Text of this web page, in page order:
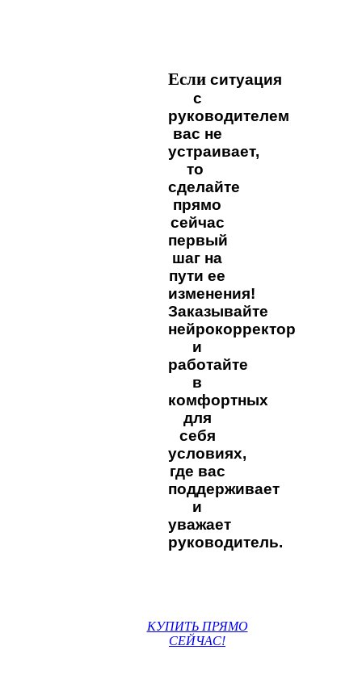
Если ситуация
с
руководителем
вас не
устраивает,
то
сделайте
прямо
сейчас
первый
шаг на
пути ее
изменения!
Заказывайте
нейрокорректор
и
работайте
в
комфортных
для
себя
условиях,
где вас
поддерживает
и
уважает
руководитель.
КУПИТЬ ПРЯМО
СЕЙЧАС!